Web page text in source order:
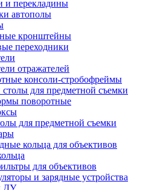
и перекладины
автополы
кронштейны
переходники
отражателей
консоли-стробофреймы
для предметной съемки
поворотные
для предметной съемки
кольца для объективов
для объективов
и зарядные устройства
ДУ